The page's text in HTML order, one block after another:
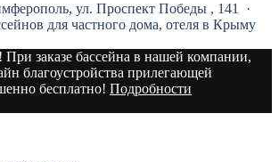
ул. Проспект Победы , 141
·
для частного дома, отеля в Крыму
При заказе бассейна в нашей компании,
благоустройства прилегающей
бесплатно! Подробности